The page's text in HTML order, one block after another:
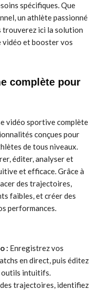
spécifiques. Que
un athlète passionné
trouverez ici la solution
vidéo et booster vos
complète pour
vidéo sportive complète
conçues pour
de tous niveaux.
éditer, analyser et
et efficace. Grâce à
des trajectoires,
faibles, et créer des
performances.
: Enregistrez vos
en direct, puis éditez
outils intuitifs.
trajectoires, identifiez